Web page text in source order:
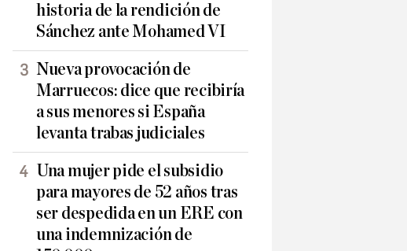
historia de la rendición de
Sánchez ante Mohamed VI
Nueva provocación de
Marruecos: dice que recibiría
a sus menores si España
levanta trabas judiciales
Una mujer pide el subsidio
para mayores de 52 años tras
ser despedida en un ERE con
una indemnización de